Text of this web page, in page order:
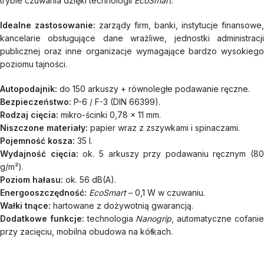
Idealne zastosowanie: zarządy firm, banki, instytucje finansowe,
kancelarie obsługujące dane wrażliwe, jednostki administracji
publicznej oraz inne organizacje wymagające bardzo wysokiego
poziomu tajności.
Autopodajnik: do 150 arkuszy + równoległe podawanie ręczne.
Bezpieczeństwo: P-6 / F-3 (DIN 66399).
Rodzaj cięcia: mikro-ścinki 0,78 x 11 mm.
Niszczone materiały: papier wraz z zszywkami i spinaczami.
Pojemność kosza: 35 l.
Wydajność cięcia: ok. 5 arkuszy przy podawaniu ręcznym (80
g/m²).
Poziom hałasu: ok. 56 dB(A).
Energooszczędność: EcoSmart– 0,1 W w czuwaniu.
Wałki tnące: hartowane z dożywotnią gwarancją.
Dodatkowe funkcje: technologia Nanogrip , automatyczne cofanie
przy zacięciu, mobilna obudowa na kółkach.